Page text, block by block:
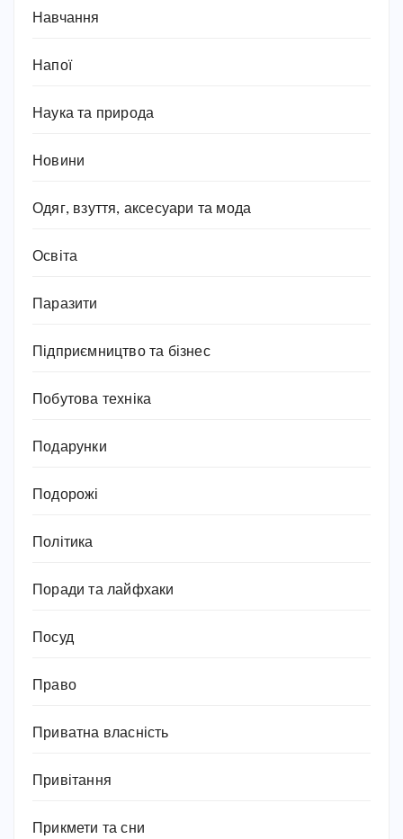
Навчання
Напої
Наука та природа
Новини
Одяг, взуття, аксесуари та мода
Освіта
Паразити
Підприємництво та бізнес
Побутова техніка
Подарунки
Подорожі
Політика
Поради та лайфхаки
Посуд
Право
Приватна власність
Привітання
Прикмети та сни